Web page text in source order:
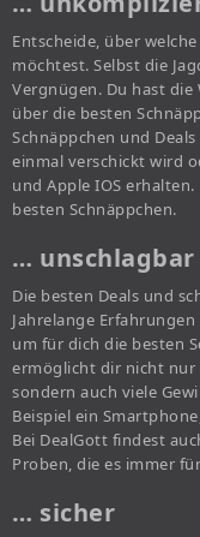
Entscheide, über
möchtest. Selbst die
Vergnügen. Du hast die
über die besten
Schnäppchen und
einmal verschickt wird
und Apple IOS
besten Schnäppchen.
… unschlagbar
Die besten Deals und
Jahrelange
um für dich die besten
ermöglicht dir nicht nur
sondern auch viele
Beispiel ein
Bei DealGott findest
Proben, die es immer
… sicher